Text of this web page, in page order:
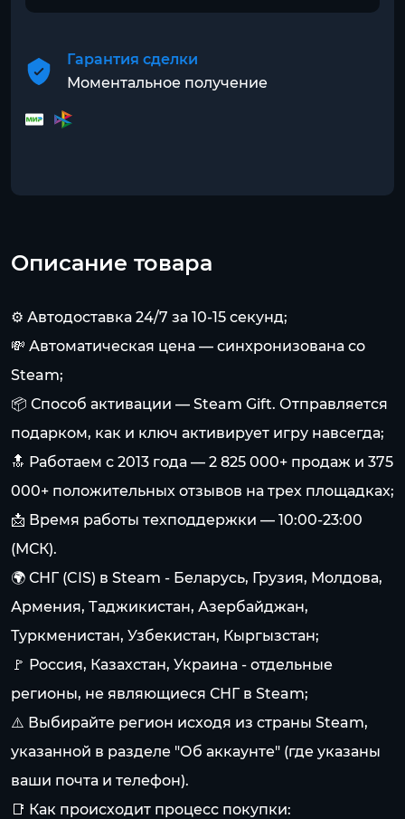
Гарантия сделки
Моментальное получение
Описание товара
⚙️ Автодоставка 24/7 за 10-15 секунд;
💸 Автоматическая цена — синхронизована со
Steam;
📦 Способ активации — Steam Gift. Отправляется
подарком, как и ключ активирует игру навсегда;
🔝 Работаем с 2013 года — 2 825 000+ продаж и 375
000+ положительных отзывов на трех площадках;
📩 Время работы техподдержки — 10:00-23:00
(МСК).
🌍 СНГ (CIS) в Steam - Беларусь, Грузия, Молдова,
Армения, Таджикистан, Азербайджан,
Туркменистан, Узбекистан, Кыргызстан;
🚩 Россия, Казахстан, Украина - отдельные
регионы, не являющиеся СНГ в Steam;
⚠️ Выбирайте регион исходя из страны Steam,
указанной в разделе "Об аккаунте" (где указаны
ваши почта и телефон).
📑 Как происходит процесс покупки: